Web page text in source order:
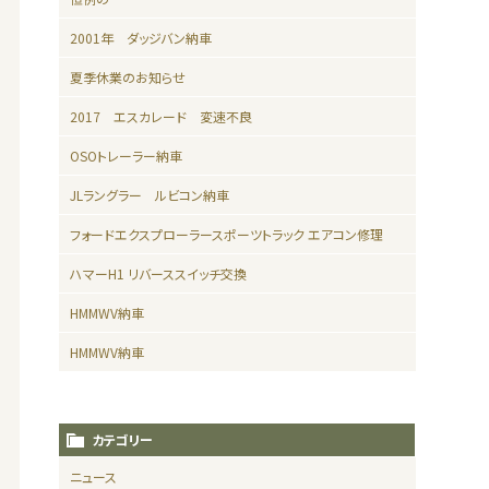
2001年 ダッジバン納車
夏季休業のお知らせ
2017 エスカレード 変速不良
OSOトレーラー納車
JLラングラー ルビコン納車
フォードエクスプローラースポーツトラック エアコン修理
ハマーH1 リバーススイッチ交換
HMMWV納車
HMMWV納車
カテゴリー
ニュース